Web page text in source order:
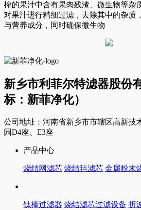
榨的果汁中含有果肉残渣、微生物等杂
对果汁进行精细过滤，去除其中的杂质
与营养成分，同时确保微生物
新乡市利菲尔特滤器股份
标：新菲净化）
公司地址：河南省新乡市市辖区高新技
园D4座、E3座
产品中心
烧结网滤芯 烧结毡滤芯 金属粉末
钛棒过滤器 烧结滤芯过滤设备 折